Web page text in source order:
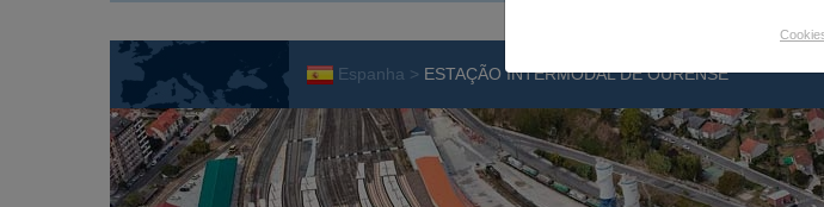
Espanha > ESTAÇÃO INTERMODAL DE OURENSE